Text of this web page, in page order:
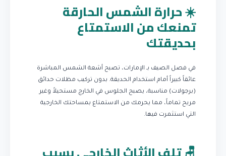
☀️ حرارة الشمس الحارقة
تمنعك من الاستمتاع
بحديقتك
في فصل الصيف بـ الإمارات، تصبح أشعة الشمس المباشرة
عائقاً كبيراً أمام استخدام الحديقة. بدون تركيب مظلات حدائق
(برجولات) مناسبة، يصبح الجلوس في الخارج مستحيلاً وغير
مريح تماماً، مما يحرمك من الاستمتاع بمساحتك الخارجية
التي استثمرت فيها.